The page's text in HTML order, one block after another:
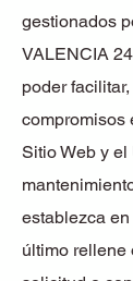
gestionados
VALENCIA
poder
compromisos
Sitio Web y el
establezca
último rellene